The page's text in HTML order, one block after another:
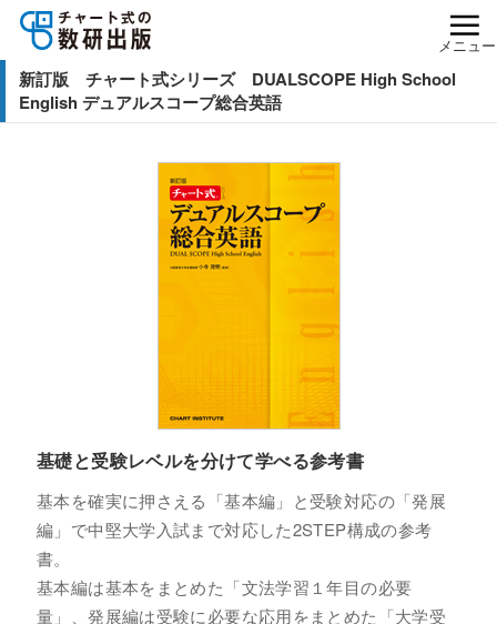
メニュー
新訂版 チャート式シリーズ DUALSCOPE High School
English デュアルスコープ総合英語
基礎と受験レベルを分けて学べる参考書
基本を確実に押さえる「基本編」と受験対応の「発展
編」で中堅大学入試まで対応した2STEP構成の参考
書。
基本編は基本をまとめた「文法学習１年目の必要
量」、発展編は受験に必要な応用をまとめた「大学受